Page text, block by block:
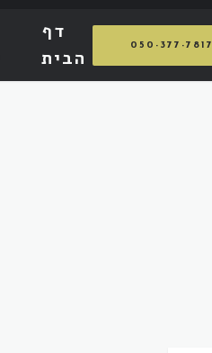
דף
הבית
050-377-7817